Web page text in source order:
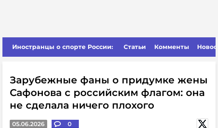
Иностранцы о спорте России: Статьи Комменты
Зарубежные фаны о придумке жены
Сафонова с российским флагом: она
не сделала ничего плохого
05.06.2026 0